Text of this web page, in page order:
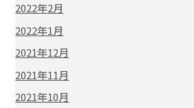
2022年2月
2022年1月
2021年12月
2021年11月
2021年10月